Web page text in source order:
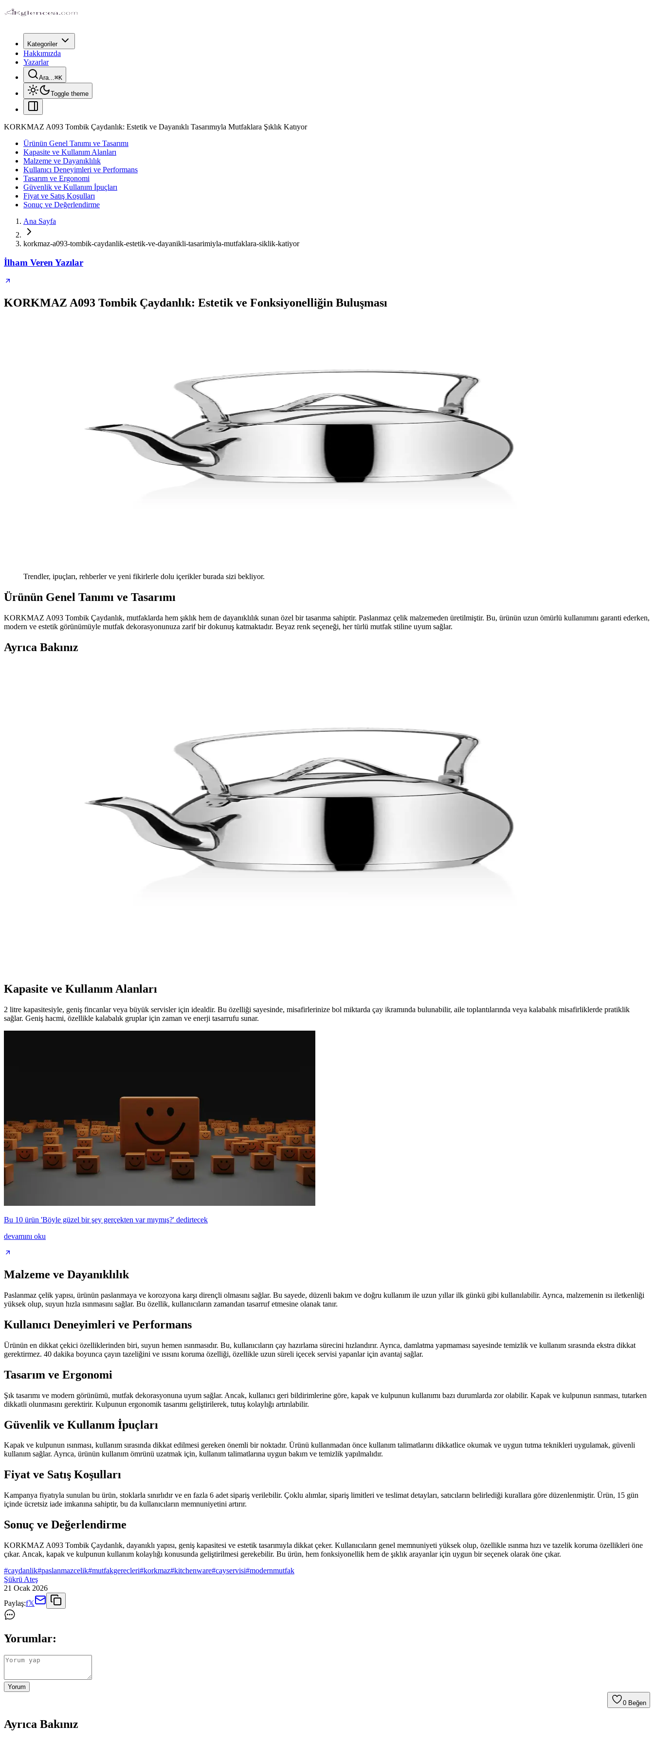
Kategoriler
Hakkımızda
Yazarlar
Ara...⌘K
Toggle theme
KORKMAZ A093 Tombik Çaydanlık: Estetik ve Dayanıklı Tasarımıyla Mutfaklara Şıklık Katıyor
Ürünün Genel Tanımı ve Tasarımı
Kapasite ve Kullanım Alanları
Malzeme ve Dayanıklılık
Kullanıcı Deneyimleri ve Performans
Tasarım ve Ergonomi
Güvenlik ve Kullanım İpuçları
Fiyat ve Satış Koşulları
Sonuç ve Değerlendirme
Ana Sayfa
korkmaz-a093-tombik-caydanlik-estetik-ve-dayanikli-tasarimiyla-mutfaklara-siklik-katiyor
İlham Veren Yazılar
KORKMAZ A093 Tombik Çaydanlık: Estetik ve Fonksiyonelliğin Buluşması
Trendler, ipuçları, rehberler ve yeni fikirlerle dolu içerikler burada sizi bekliyor.
Ürünün Genel Tanımı ve Tasarımı
KORKMAZ A093 Tombik Çaydanlık, mutfaklarda hem şıklık hem de dayanıklılık sunan özel bir tasarıma sahiptir. Paslanmaz çelik malzemeden üretilmiştir. Bu, ürünün uzun ömürlü kullanımını garanti ederken,
modern ve estetik görünümüyle mutfak dekorasyonunuza zarif bir dokunuş katmaktadır. Beyaz renk seçeneği, her türlü mutfak stiline uyum sağlar.
Ayrıca Bakınız
Karaca Viyola serisi indüksiyon uyumlu, dayanıklı ve şık mor renkli midi çaydanlık takımı, damlatmayan tasarımıyla pratik kullanım ve estetik sunar.
Bambum Lara Emaye Kaplama Desenli Çaydanlık Takımı Modern ve Dayanıklı Tasarım
Bambum Lara, şık desenleri ve emaye kaplamasıyla uzun ömürlü kullanım sunan modern mutfak çaydanlık takımıdır, hijyenik ve estetik açıdan ideal seçimdir.
Genel Markalar Kapris Küre Paslanmaz Çelik Çaydanlık: Dayanıklı ve Pratik Kullanım İçin Uygun
Paslanmaz çelik yapısı ve kendinden süzgeçli tasarımıyla günlük kullanım için ideal olan bu çaydanlık, aileler ve yoğun çay tüketenler için uygun, şık ve dayanıklı bir seçenektir.
Genel Markalar Küre Paslanmaz Çelik Çaydanlık: Estetik ve Dayanıklılık Sunan Modern Tasarım
Yüksek kaliteli paslanmaz çelikten üretilen, estetik ve fonksiyonel Küre Çaydanlık, enerji tasarrufu ve kolay temizlik özellikleriyle mutfağınıza şıklık katıyor.
Anadolu Saray Paslanmaz Çelik İskandinav Tarz Islık Çalan 3 Litre Demlik ve Su Isıtıcı
Kapasite ve Kullanım Alanları
2 litre kapasitesiyle, geniş fincanlar veya büyük servisler için idealdir. Bu özelliği sayesinde, misafirlerinize bol miktarda çay ikramında bulunabilir, aile toplantılarında veya kalabalık misafirliklerde pratiklik
sağlar. Geniş hacmi, özellikle kalabalık gruplar için zaman ve enerji tasarrufu sunar.
Bu 10 ürün 'Böyle güzel bir şey gerçekten var mıymış?' dedirtecek
devamını oku
Malzeme ve Dayanıklılık
Paslanmaz çelik yapısı, ürünün paslanmaya ve korozyona karşı dirençli olmasını sağlar. Bu sayede, düzenli bakım ve doğru kullanım ile uzun yıllar ilk günkü gibi kullanılabilir. Ayrıca, malzemenin ısı iletkenliği
yüksek olup, suyun hızla ısınmasını sağlar. Bu özellik, kullanıcıların zamandan tasarruf etmesine olanak tanır.
Kullanıcı Deneyimleri ve Performans
Ürünün en dikkat çekici özelliklerinden biri, suyun hemen ısınmasıdır. Bu, kullanıcıların çay hazırlama sürecini hızlandırır. Ayrıca, damlatma yapmaması sayesinde temizlik ve kullanım sırasında ekstra dikkat
gerektirmez. 40 dakika boyunca çayın tazeliğini ve ısısını koruma özelliği, özellikle uzun süreli içecek servisi yapanlar için avantaj sağlar.
Tasarım ve Ergonomi
Şık tasarımı ve modern görünümü, mutfak dekorasyonuna uyum sağlar. Ancak, kullanıcı geri bildirimlerine göre, kapak ve kulpunun kullanımı bazı durumlarda zor olabilir. Kapak ve kulpunun ısınması, tutarken
dikkatli olunmasını gerektirir. Kulpunun ergonomik tasarımı geliştirilerek, tutuş kolaylığı artırılabilir.
Güvenlik ve Kullanım İpuçları
Kapak ve kulpunun ısınması, kullanım sırasında dikkat edilmesi gereken önemli bir noktadır. Ürünü kullanmadan önce kullanım talimatlarını dikkatlice okumak ve uygun tutma teknikleri uygulamak, güvenli
kullanım sağlar. Ayrıca, ürünün kullanım ömrünü uzatmak için, kullanım talimatlarına uygun bakım ve temizlik yapılmalıdır.
Fiyat ve Satış Koşulları
Kampanya fiyatıyla sunulan bu ürün, stoklarla sınırlıdır ve en fazla 6 adet sipariş verilebilir. Çoklu alımlar, sipariş limitleri ve teslimat detayları, satıcıların belirlediği kurallara göre düzenlenmiştir. Ürün, 15 gün
içinde ücretsiz iade imkanına sahiptir, bu da kullanıcıların memnuniyetini artırır.
Sonuç ve Değerlendirme
KORKMAZ A093 Tombik Çaydanlık, dayanıklı yapısı, geniş kapasitesi ve estetik tasarımıyla dikkat çeker. Kullanıcıların genel memnuniyeti yüksek olup, özellikle ısınma hızı ve tazelik koruma özellikleri öne
çıkar. Ancak, kapak ve kulpunun kullanım kolaylığı konusunda geliştirilmesi gerekebilir. Bu ürün, hem fonksiyonellik hem de şıklık arayanlar için uygun bir seçenek olarak öne çıkar.
#caydanlik#paslanmazcelik#mutfakgerecleri#korkmaz#kitchenware#cayservisi#modernmutfak
Şükrü Ateş
21 Ocak 2026
Paylaş:f𝕏
Yorumlar:
Yorum
0 Beğen
Ayrıca Bakınız